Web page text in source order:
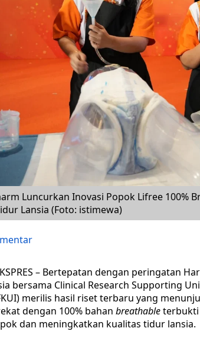
Luncurkan Inovasi Popok Lifree 100%
Lansia (Foto: istimewa)
– Bertepatan dengan peringatan
bersama Clinical Research Supporting
merilis hasil riset terbaru yang
dengan 100% bahan breathableterbukti
dan meningkatkan kualitas tidur lansia.